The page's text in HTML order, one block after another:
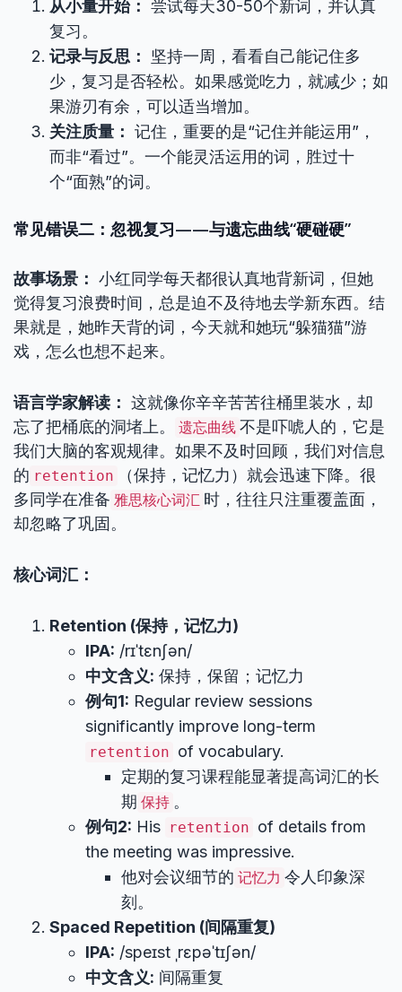
从小量开始： 尝试每天30-50个新词，并认真
复习。
记录与反思：
坚持一周，看看自己能记住多
少，复习是否轻松。如果感觉吃力，就减少；如
果游刃有余，可以适当增加。
关注质量： 记住，重要的是“记住并能运用”，
而非“看过”。一个能灵活运用的词，胜过十
个“面熟”的词。
常见错误二：忽视复习——与遗忘曲线“硬碰硬”
故事场景： 小红同学每天都很认真地背新词，但她
觉得复习浪费时间，总是迫不及待地去学新东西。结
果就是，她昨天背的词，今天就和她玩“躲猫猫”游
戏，怎么也想不起来。
语言学家解读： 这就像你辛辛苦苦往桶里装水，却
忘了把桶底的洞堵上。
遗忘曲线 不是吓唬人的，它是
我们大脑的客观规律。如果不及时回顾，我们对信息
的 retention
（保持，记忆力）就会迅速下降。很
多同学在准备 雅思核心词汇 时，往往只注重覆盖面，
却忽略了巩固。
核心词汇：
Retention (保持，记忆力)
IPA: /rɪˈtɛnʃən/
中文含义: 保持，保留；记忆力
例句1: Regular review sessions
significantly improve long-term
retention of vocabulary.
定期的复习课程能显著提高词汇的长
期 保持 。
例句2: His retention of details from
the meeting was impressive.
他对会议细节的 记忆力 令人印象深
刻。
Spaced Repetition (间隔重复)
IPA: /speɪst ˌrɛpəˈtɪʃən/
中文含义: 间隔重复